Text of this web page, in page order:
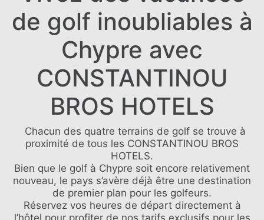
de golf inoubliables à
Chypre avec
CONSTANTINOU
BROS HOTELS
Chacun des quatre terrains de golf se trouve à
proximité de tous les CONSTANTINOU BROS
HOTELS.
Bien que le golf à Chypre soit encore relativement
nouveau, le pays s’avère déjà être une destination
de premier plan pour les golfeurs.
Réservez vos heures de départ directement à
l’hôtel pour profiter de nos tarifs exclusifs pour les